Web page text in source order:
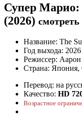
Супер Марио:
(2026)
Название: The
Год выхода: 2026
Режиссер:
Страна:
Перевод: на
Качество: HD
Возрастное